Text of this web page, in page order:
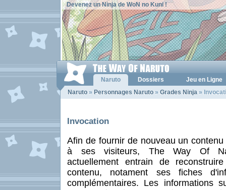
Devenez un Ninja de WoN no Kuni !
Naruto Dossiers
Jeu en Ligne
Naruto » Personnages Naruto » Grades Ninja »
Invocation
Afin de fournir de nouveau un
à ses visiteurs, The Way Of
actuellement entrain de
contenu, notament ses fiches
complémentaires. Les informations